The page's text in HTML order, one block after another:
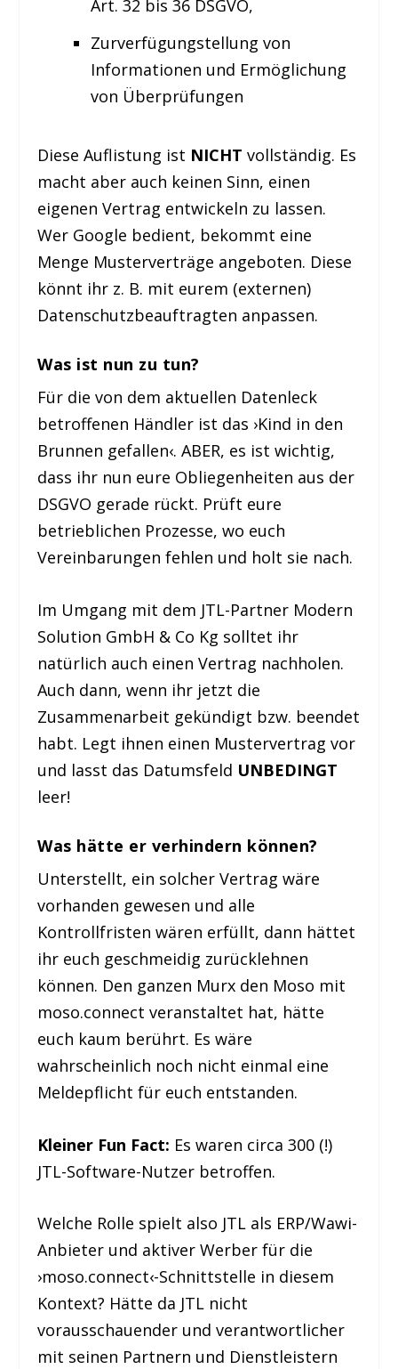
Art. 32 bis 36 DSGVO,
Zurverfügungstellung von
Informationen und Ermöglichung
von Überprüfungen
Diese Auflistung ist NICHT vollständig. Es
macht aber auch keinen Sinn, einen
eigenen Vertrag entwickeln zu lassen.
Wer Google bedient, bekommt eine
Menge Musterverträge angeboten. Diese
könnt ihr z. B. mit eurem (externen)
Datenschutzbeauftragten anpassen.
Was ist nun zu tun?
Für die von dem aktuellen Datenleck
betroffenen Händler ist das ›Kind in den
Brunnen gefallen‹. ABER, es ist wichtig,
dass ihr nun eure Obliegenheiten aus der
DSGVO gerade rückt. Prüft eure
betrieblichen Prozesse, wo euch
Vereinbarungen fehlen und holt sie nach.
Im Umgang mit dem JTL-Partner Modern
Solution GmbH & Co Kg solltet ihr
natürlich auch einen Vertrag nachholen.
Auch dann, wenn ihr jetzt die
Zusammenarbeit gekündigt bzw. beendet
habt. Legt ihnen einen Mustervertrag vor
und lasst das Datumsfeld UNBEDINGT
leer!
Was hätte er verhindern können?
Unterstellt, ein solcher Vertrag wäre
vorhanden gewesen und alle
Kontrollfristen wären erfüllt, dann hättet
ihr euch geschmeidig zurücklehnen
können. Den ganzen Murx den Moso mit
moso.connect veranstaltet hat, hätte
euch kaum berührt. Es wäre
wahrscheinlich noch nicht einmal eine
Meldepflicht für euch entstanden.
Kleiner Fun Fact: Es waren circa 300 (!)
JTL-Software-Nutzer betroffen.
Welche Rolle spielt also JTL als ERP/Wawi-
Anbieter und aktiver Werber für die
›moso.connect‹-Schnittstelle in diesem
Kontext? Hätte da JTL nicht
vorausschauender und verantwortlicher
mit seinen Partnern und Dienstleistern